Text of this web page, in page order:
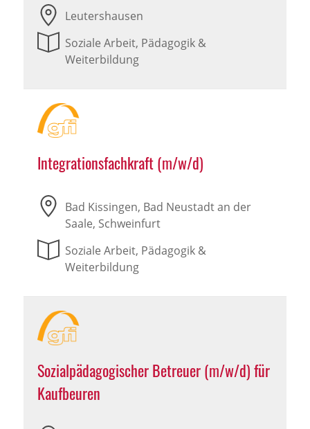
Leutershausen
Soziale Arbeit, Pädagogik &
Weiterbildung
Integrationsfachkraft (m/w/d)
Bad Kissingen, Bad Neustadt an der
Saale, Schweinfurt
Soziale Arbeit, Pädagogik &
Weiterbildung
Sozialpädagogischer Betreuer (m/w/d) für
Kaufbeuren